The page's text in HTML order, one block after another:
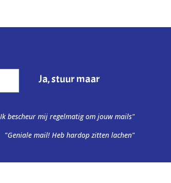
bescheur mij regelmatig om jouw mails"
"Geniale mail! Heb hardop zitten lachen"